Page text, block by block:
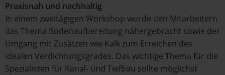
Praxisnah und nachhaltig
In einem zweitägigen Workshop wurde den Mitarbeitern
das Thema Bodenaufbereitung nähergebracht sowie der
Umgang mit Zusätzen wie Kalk zum Erreichen des
idealen Verdichtungsgrades. Das wichtige Thema für die
Spezialisten für Kanal- und Tiefbau sollte möglichst